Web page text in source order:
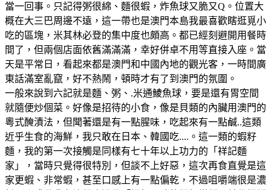
當一回事。只記得粥很綿、麵很蝦，炸魚球又脆又Q。位置大
概在大三巴周邊不遠，這一帶也是澳門本島我最喜歡瞎逛覓小
吃的區塊，米其林必登的集中度也頗高。都已經刻避開用餐時
間了，但兩個店面依舊滿滿滿，幸好併卓不用等直接入座。當
天是平常日，看起來都是澳門和中國內地的觀光客，一時間廣
東話滿室亂竄，好不熱鬧，頓時才有了到澳門的氛圍。
一般來說到六記就是麵、粥、.米通鯪魚球，要是還有胃空間
就隨便炒個菜。好像是招待的小食，像是貝類的內臟用澳門的
粵式醃漬法，但聞著還是有一點腥味，吃起來有一點鹹..這類
近乎生食的海鮮，我只敢在日本、韓國吃....。這一類的蝦籽
麵，我的第一次接觸是同樣有七十年以上功力的「祥記麵
家」，當時只覺得很特別，但談不上好惡，這次再食直覺是這
家更蝦、非常蝦，甚至口感上有一點偏乾，不過咀嚼端很是濃